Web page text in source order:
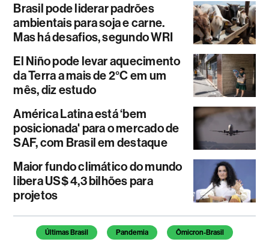
Brasil pode liderar padrões
ambientais para soja e carne.
Mas há desafios, segundo WRI
El Niño pode levar aquecimento
da Terra a mais de 2°C em um
mês, diz estudo
América Latina está ‘bem
posicionada' para o mercado de
SAF, com Brasil em destaque
Maior fundo climático do mundo
libera US$ 4,3 bilhões para
projetos
Temas deste artigo
Últimas Brasil Pandemia Ômicron-Brasil